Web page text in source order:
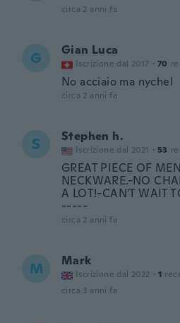
circa 2 anni fa
G Gian Luca
Iscrizione dal 2017 · 70
No acciaio ma nychel
circa 2 anni fa
S Stephen h.
Iscrizione dal 2021 · 53
GREAT PIECE OF
NECKWARE.-NO
A LOT!-CAN'T WAIT
-----
circa 2 anni fa
M Mark
Iscrizione dal 2022 · 1
circa 3 anni fa